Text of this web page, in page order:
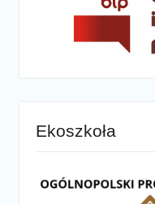
Ekoszkoła